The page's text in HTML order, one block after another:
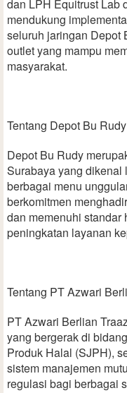
dan LPH Equitrust Lab
mendukung
seluruh jaringan Depot
outlet yang mampu
masyarakat.
Tentang Depot Bu
Depot Bu Rudy
Surabaya yang dikenal
berbagai menu
berkomitmen
dan memenuhi
peningkatan layanan
Tentang PT Azwari
PT Azwari Berlian
yang bergerak di
Produk Halal (SJPH),
sistem manajemen
regulasi bagi berbagai